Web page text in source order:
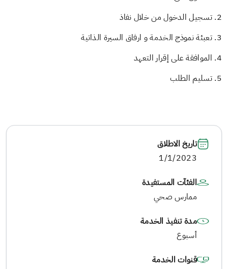
2. تسجيل الدخول من خلال نفاذ
3. تعبئة نموذج الخدمة و ارفاق السيرة الذاتية
4. الموافقة على إقرار التعهد
5. تسليم الطلب
تاريخ الاطلاق
1/1/2023
الفئآت المستفيدة
ممارس صحي
مدة تنفيذ الخدمة
أسبوع
قنوات الخدمة